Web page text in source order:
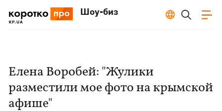
Шоу-биз
Елена Воробей: "Жулики
разместили мое фото на крымской
афише"